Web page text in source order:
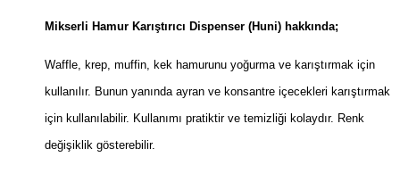
Mikserli Hamur Karıştırıcı Dispenser (Huni) hakkında;
Waffle, krep, muffin, kek hamurunu yoğurma ve karıştırmak için
kullanılır. Bunun yanında ayran ve konsantre içecekleri karıştırmak
için kullanılabilir. Kullanımı pratiktir ve temizliği kolaydır. Renk
değişiklik gösterebilir.